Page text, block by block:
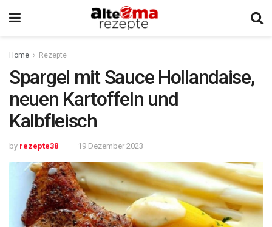
Home Rezepte
Spargel mit Sauce Hollandaise,
neuen Kartoffeln und
Kalbfleisch
by rezepte38 19 Dezember 2023